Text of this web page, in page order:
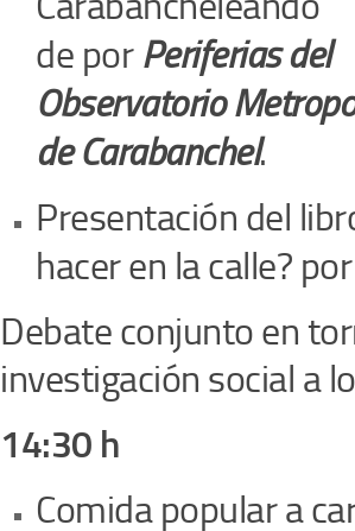
de porPeriferias del
Observatorio
de Carabanchel.
Presentación del
hacer en la calle? por
Debate conjunto en
investigación social a
14:30 h
Comida popular a